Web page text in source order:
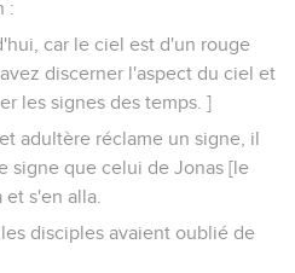
:
car le ciel est d'un rouge
discerner l'aspect du ciel et
les signes des temps. ]
adultère réclame un signe, il
signe que celui de Jonas [le
s'en alla.
disciples avaient oublié de